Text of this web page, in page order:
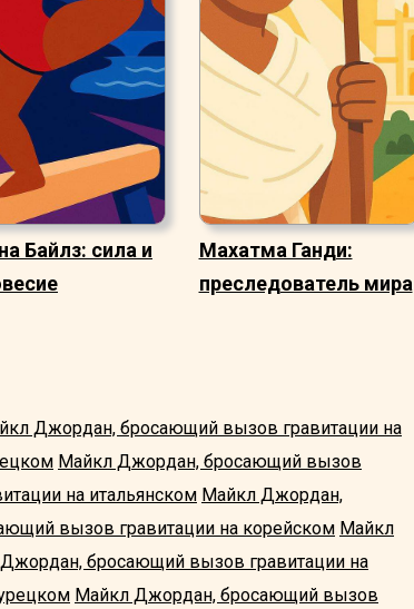
Байлз: сила и
Махатма Ганди:
преследователь мира
Джордан, бросающий вызов гравитации на
Майкл Джордан, бросающий вызов
на итальянском Майкл Джордан,
вызов гравитации на корейском Майкл
бросающий вызов гравитации на
Майкл Джордан, бросающий вызов